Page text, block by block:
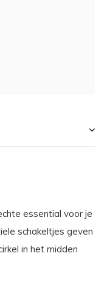
essential voor je
schakeltjes geven
in het midden